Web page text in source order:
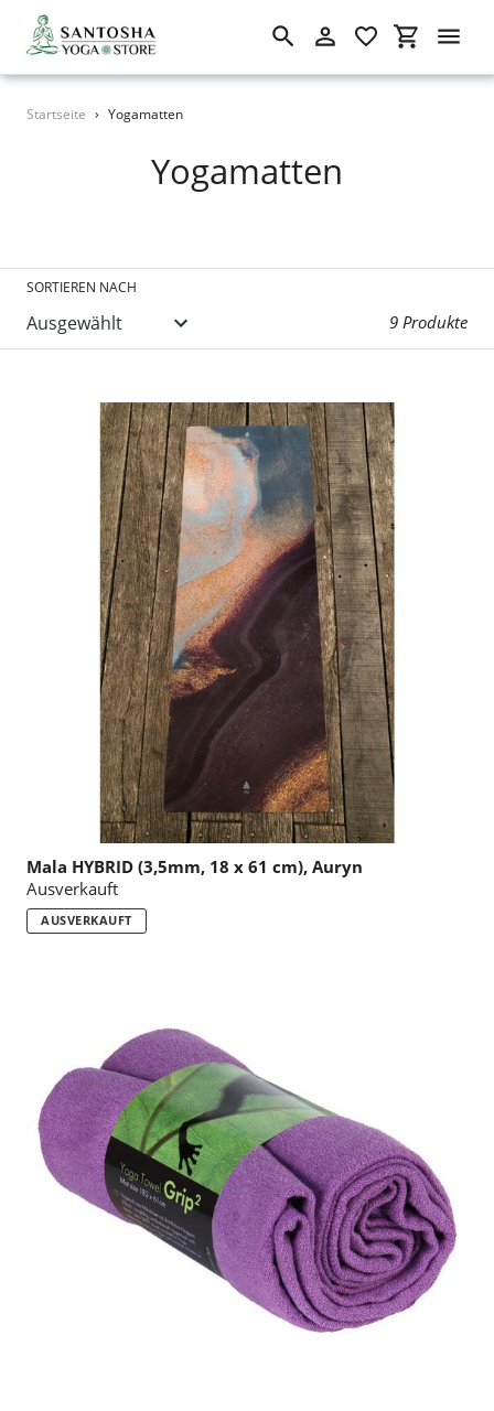
Direkt
SuchenEinloggen
Startseite › Yogamatten
S
n
g
:
Yogamatten
SORTIEREN NACH
9 Produkte
Mala HYBRID (3,5mm, 18 x 61 cm), Auryn
Ausverkauft
AUSVERKAUFT